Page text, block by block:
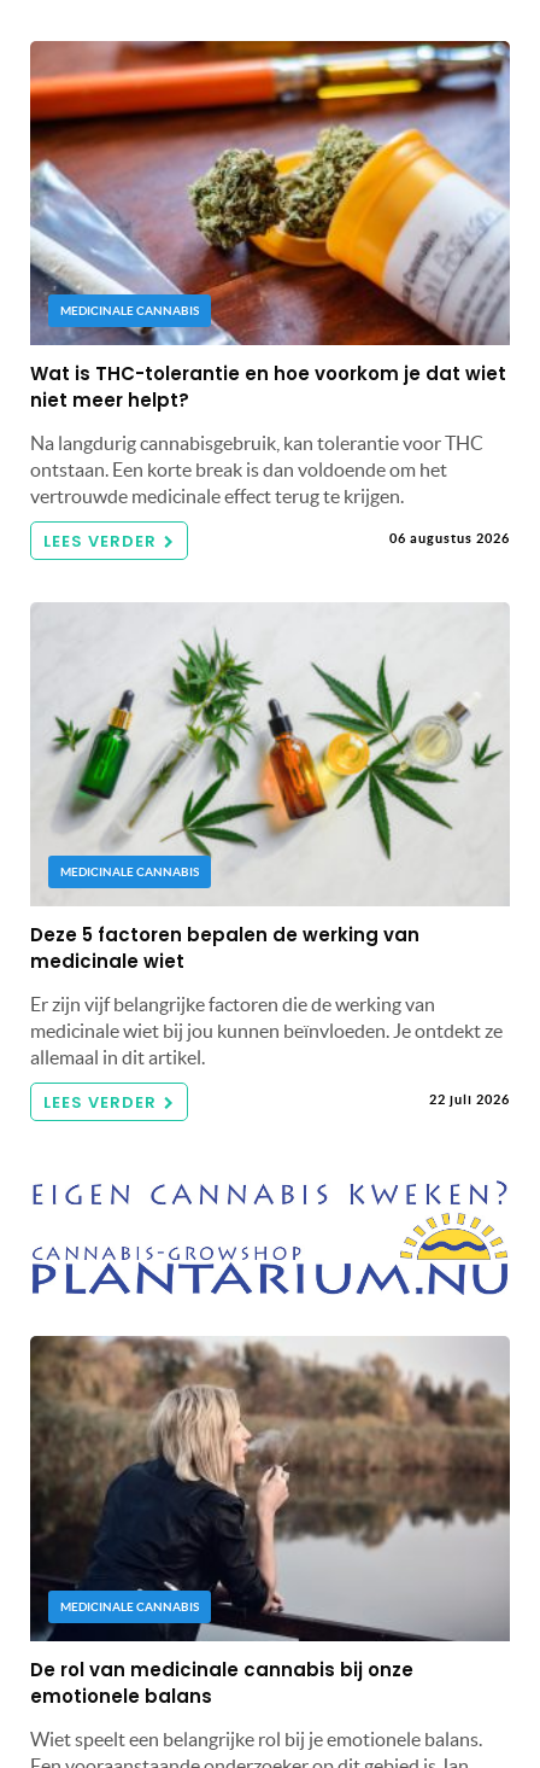
MEDICINALE CANNABIS
Wat is THC-tolerantie en hoe voorkom je dat wiet
niet meer helpt?
Na langdurig cannabisgebruik, kan tolerantie voor THC
ontstaan. Een korte break is dan voldoende om het
vertrouwde medicinale effect terug te krijgen.
LEES VERDER 06 augustus 2026
MEDICINALE CANNABIS
Deze 5 factoren bepalen de werking van
medicinale wiet
Er zijn vijf belangrijke factoren die de werking van
medicinale wiet bij jou kunnen beïnvloeden. Je ontdekt ze
allemaal in dit artikel.
LEES VERDER 22 juli 2026
MEDICINALE CANNABIS
De rol van medicinale cannabis bij onze
emotionele balans
Wiet speelt een belangrijke rol bij je emotionele balans.